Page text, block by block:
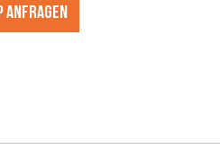
anfragеn